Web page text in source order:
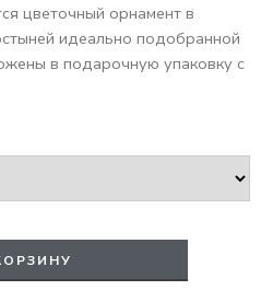
цветочный орнамент в
идеально подобранной
в подарочную упаковку с